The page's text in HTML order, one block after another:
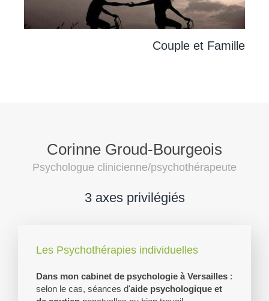
Couple et Famille
Corinne Groud-Bourgeois
Psychologue clinicienne/psychothérapeute
3 axes privilégiés
Les Psychothérapies individuelles
Dans mon cabinet de psychologie à Versailles :
selon le cas, séances d'aide psychologique et